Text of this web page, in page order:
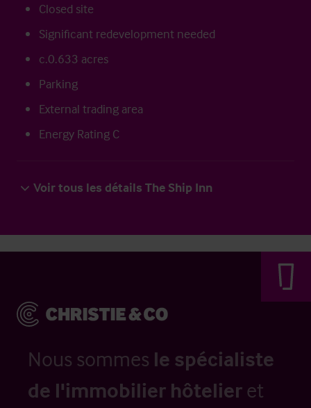
Closed site
Significant redevelopment needed
c.0.633 acres
Parking
External trading area
Energy Rating C
Voir tous les détails The Ship Inn
Nous sommes le spécialiste
de l'immobilier hôtelier et